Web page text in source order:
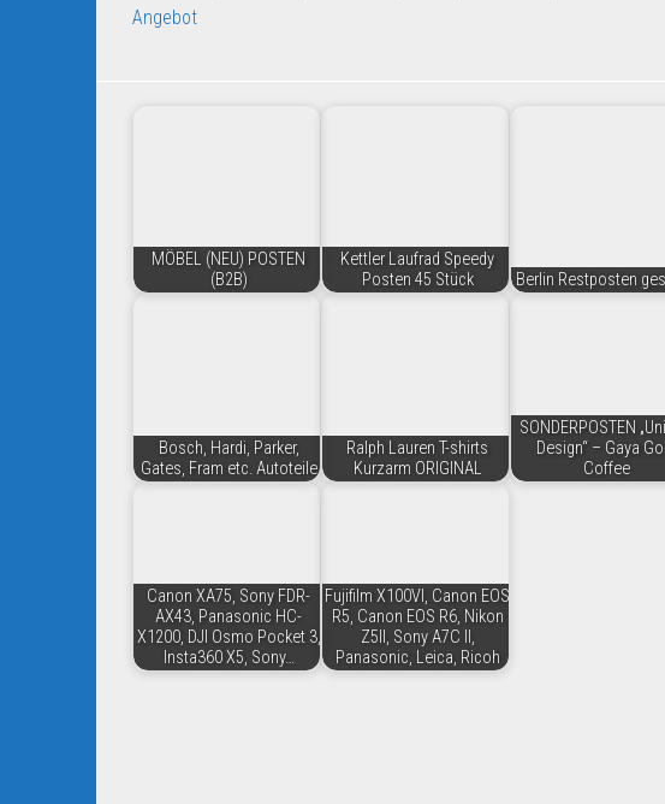
Angebot
MÖBEL (NEU) POSTEN
(B2B)
Kettler Laufrad Speedy
Posten 45 Stück
Berlin Restposten
Bosch, Hardi, Parker,
Gates, Fram etc. Autoteile
Ralph Lauren T-shirts
Kurzarm ORIGINAL
SONDERPOSTEN
Design“ – Gaya
Coffee
Canon XA75, Sony FDR-
AX43, Panasonic HC-
X1200, DJI Osmo Pocket 3,
Insta360 X5, Sony…
Fujifilm X100VI, Canon EOS
R5, Canon EOS R6, Nikon
Z5II, Sony A7C II,
Panasonic, Leica, Ricoh